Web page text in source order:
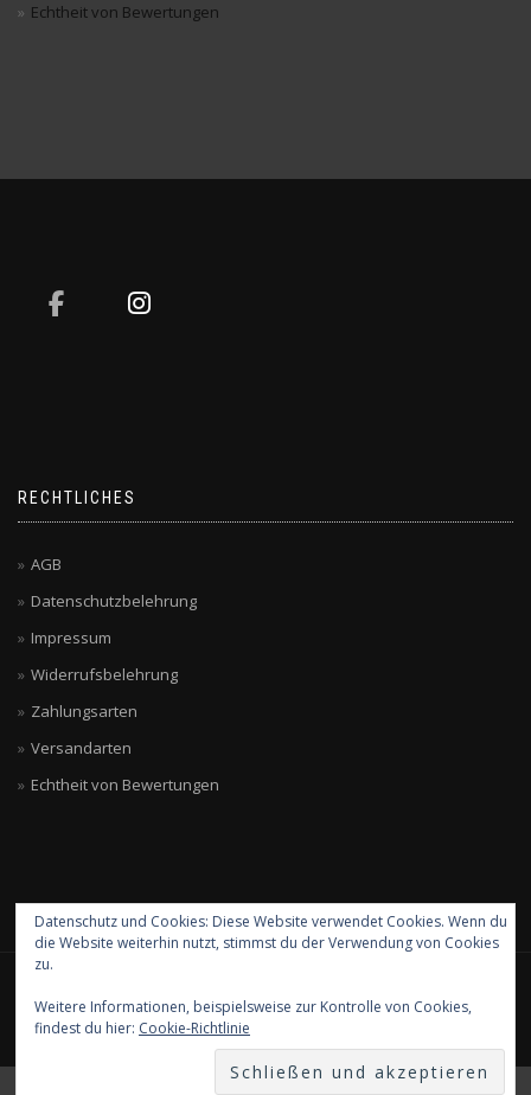
Echtheit von Bewertungen
RECHTLICHES
AGB
Datenschutzbelehrung
Impressum
Widerrufsbelehrung
Zahlungsarten
Versandarten
Echtheit von Bewertungen
Kein Mehrwertsteuerausweis, da Kleinunternehmer nach §19 (1) UStG.
Datenschutz und Cookies: Diese Website verwendet Cookies. Wenn du
die Website weiterhin nutzt, stimmst du der Verwendung von Cookies
zu.
Weitere Informationen, beispielsweise zur Kontrolle von Cookies,
findest du hier: Cookie-Richtlinie